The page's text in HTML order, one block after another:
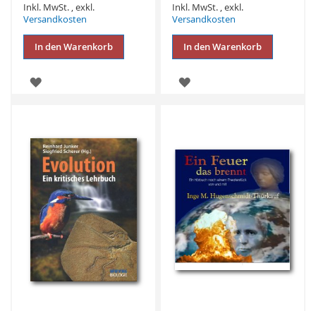
Inkl. MwSt. ,exkl.
Versandkosten
In den Warenkorb
ZUR
Inkl. MwSt. ,exkl.
Versandkosten
In den Warenkorb
ZUR